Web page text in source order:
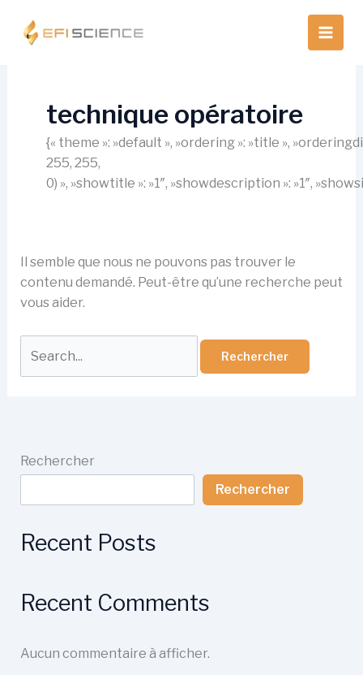
contenu
technique opératoire
{« theme »: »default », »ordering »: »title »,
255, 255,
0) », »showtitle »: »1″, »showdescription »: »1″,
Il semble que nous ne pouvons pas trouver le
contenu demandé. Peut-être qu’une recherche peut
vous aider.
Rechercher
Rechercher
Recent Posts
Recent Comments
Aucun commentaire à afficher.